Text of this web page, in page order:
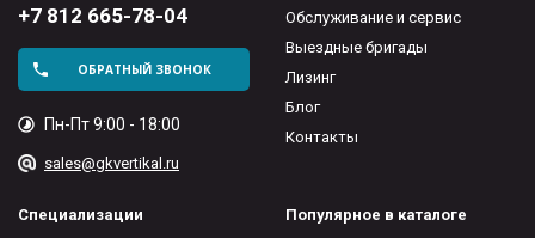
+7 812 665-78-04
ОБРАТНЫЙ ЗВОНОК
Пн-Пт 9:00 - 18:00
sales@gkvertikal.ru
Обслуживание и сервис
Выездные бригады
Лизинг
Блог
Контакты
Специализации
Популярное в каталоге